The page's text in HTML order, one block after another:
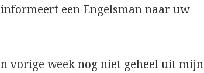
een Engelsman naar uw
vorige week nog niet geheel uit mijn